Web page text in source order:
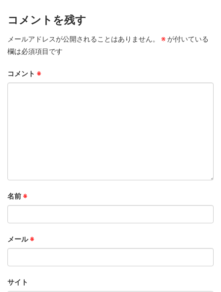
コメントを残す
メールアドレスが公開されることはありません。 ※が付いている
欄は必須項目です
コメント ※
名前 ※
メール※
サイト